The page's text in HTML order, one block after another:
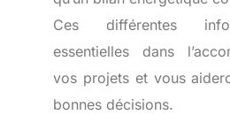
Ces différentes
essentielles dans
vos projets et vous
bonnes décisions.